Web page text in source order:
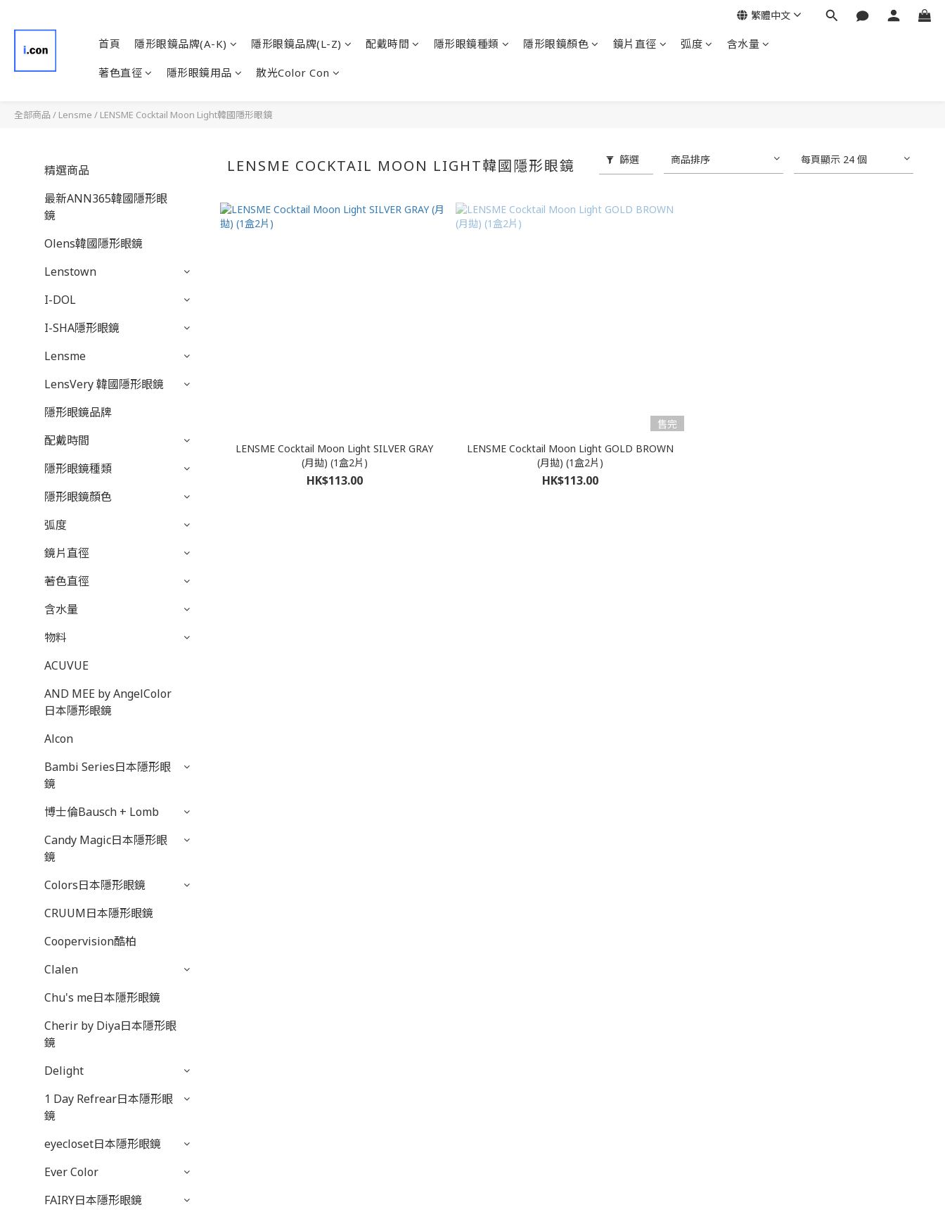
首頁 隱形眼鏡品牌(A-K) 隱形眼鏡品牌(L-Z) 配戴時間 隱形眼鏡種類 隱形眼鏡顏色 鏡片直徑 弧度 含水量
著色直徑 隱形眼鏡用品 散光Color Con
繁體中文
全部商品 / Lensme / LENSME Cocktail Moon Light韓國隱形眼鏡
精選商品
最新ANN365韓國隱形眼
鏡
Olens韓國隱形眼鏡
Lenstown
I-DOL
I-SHA隱形眼鏡
Lensme
LensVery 韓國隱形眼鏡
隱形眼鏡品牌
配戴時間
隱形眼鏡種類
隱形眼鏡顏色
弧度
鏡片直徑
著色直徑
含水量
物料
ACUVUE
AND MEE by AngelColor
日本隱形眼鏡
Alcon
Bambi Series日本隱形眼
鏡
博士倫Bausch + Lomb
Candy Magic日本隱形眼
鏡
Colors日本隱形眼鏡
CRUUM日本隱形眼鏡
Coopervision酷柏
Clalen
Chu's me日本隱形眼鏡
Cherir by Diya日本隱形眼
鏡
Delight
1 Day Refrear日本隱形眼
鏡
eyecloset日本隱形眼鏡
Ever Color
FAIRY日本隱形眼鏡
LENSME COCKTAIL MOON LIGHT韓國隱形眼鏡 篩選 商品排序 每頁顯示 24 個
LENSME Cocktail Moon Light SILVER GRAY
(月拋) (1盒2片)
HK$113.00
售完
LENSME Cocktail Moon Light GOLD BROWN
(月拋) (1盒2片)
HK$113.00